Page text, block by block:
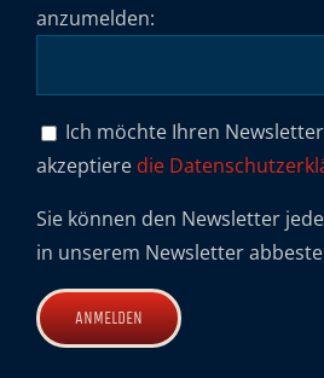
anzumelden:
Ich möchte Ihren
akzeptiere die
Sie können den Newsletter
in unserem Newsletter